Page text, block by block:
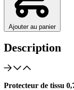
Ajouter au panier
Description
Protecteur de tissu